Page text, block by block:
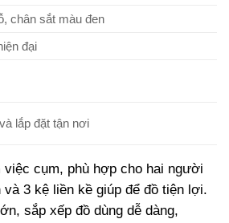
chân sắt màu đen
đại
lắp đặt tận nơi
cụm, phù hợp cho hai người
3 kệ liền kề giúp để đồ tiện lợi.
sắp xếp đồ dùng dễ dàng,